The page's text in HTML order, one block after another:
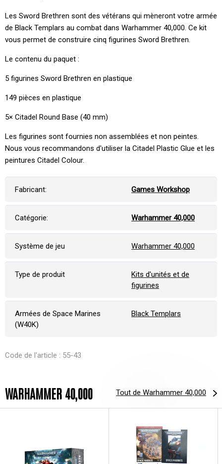
Les Sword Brethren sont des vétérans qui mèneront votre armée
de Black Templars au combat dans Warhammer 40,000. Ce kit
vous permet de construire cinq figurines Sword Brethren.
Le contenu du paquet :
5 figurines Sword Brethren en plastique
149 pièces en plastique
5× Citadel Round Base (40 mm)
Les figurines sont fournies non assemblées et non peintes.
Nous vous recommandons d'utiliser la Citadel Plastic Glue et les
peintures Citadel Colour.
Fabricant: Games Workshop
Catégorie: Warhammer 40,000
Système de jeu Warhammer 40,000
Type de produit
Kits d'unités et de
figurines
Armées de Space Marines
(W40K)
Black Templars
Code de l'article : 55-43
WARHAMMER 40,000 Tout de Warhammer 40,000